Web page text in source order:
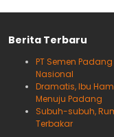
Berita Terbaru
PT Semen
Nasional
Dramatis, Ibu
Menuju Padang
Subuh-subuh,
Terbakar